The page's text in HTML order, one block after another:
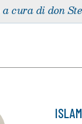
a cura di don
ISLAM